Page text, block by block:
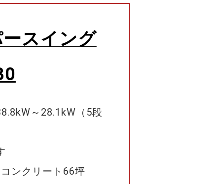
スイング
～28.1kW（5段
ンクリート66坪